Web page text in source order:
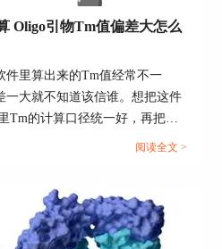
长度控制
可指定“Probe Region”，
度、荧光位点等参数。同
产物的长度范围，如希望
间，在“Product Size
中，Oligo允许设定最
基数，或禁止引物中出现
对于提升特异性与扩增效
Oligo引物Tm值偏差大怎么
件里算出来的Tm值经常不一
一大就不知道该信谁。想把这件
Tm的计算口径统一好，再把反
等关键条件填对，最后用一套对
阅读全文 >